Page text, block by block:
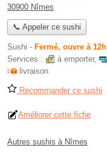
30900 Nîmes
📞 Appeler ce sushi
Sushi - Fermé, ouvre à 12h
Services :
à emporter,
livraison
Recommander ce sushi
Améliorer cette fiche
Autres sushis à Nîmes